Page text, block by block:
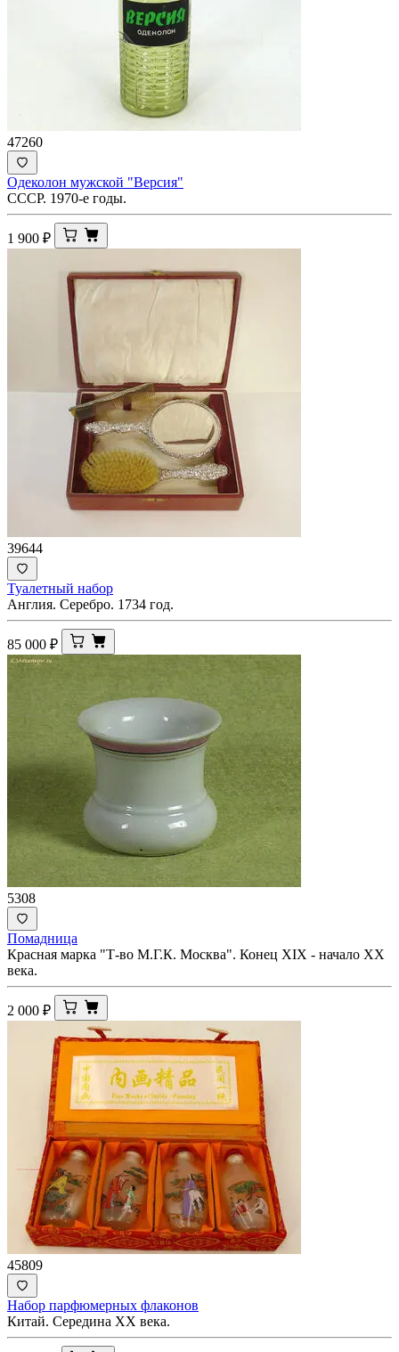
47260
Одеколон мужской "Версия"
СССР. 1970-е годы.
1 900 ₽
39644
Туалетный набор
Англия. Серебро. 1734 год.
85 000 ₽
5308
Помадница
Красная марка "Т-во М.Г.К. Москва". Конец XIX - начало ХХ
века.
2 000 ₽
45809
Набор парфюмерных флаконов
Китай. Середина ХХ века.